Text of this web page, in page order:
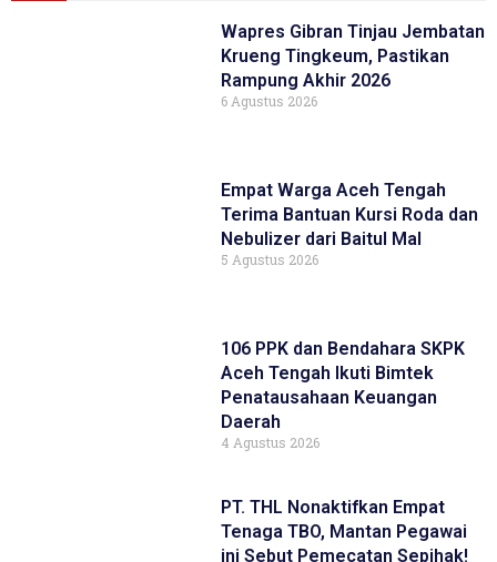
Wapres Gibran Tinjau Jembatan
Krueng Tingkeum, Pastikan
Rampung Akhir 2026
6 Agustus 2026
Empat Warga Aceh Tengah
Terima Bantuan Kursi Roda dan
Nebulizer dari Baitul Mal
5 Agustus 2026
106 PPK dan Bendahara SKPK
Aceh Tengah Ikuti Bimtek
Penatausahaan Keuangan
Daerah
4 Agustus 2026
PT. THL Nonaktifkan Empat
Tenaga TBO, Mantan Pegawai
ini Sebut Pemecatan Sepihak!